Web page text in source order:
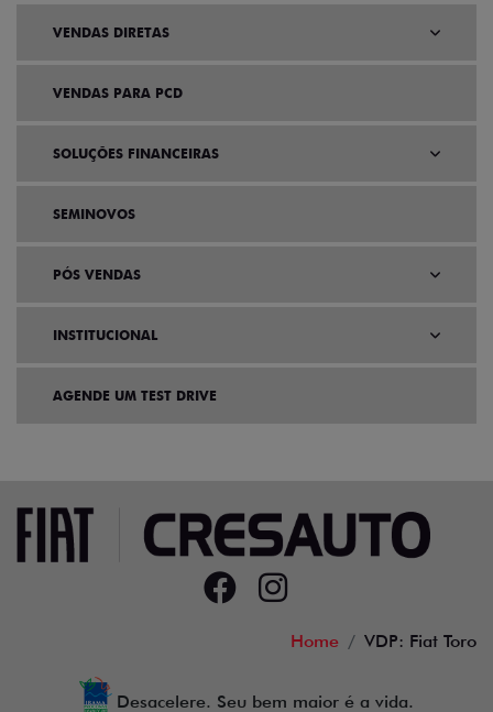
VENDAS DIRETAS
VENDAS PARA PCD
SOLUÇÕES FINANCEIRAS
SEMINOVOS
PÓS VENDAS
INSTITUCIONAL
AGENDE UM TEST DRIVE
Home VDP: Fiat Toro
Desacelere. Seu bem maior é a vida.